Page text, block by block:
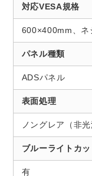
対応VESA規格
600×400mm、ネ
パネル種類
ADSパネル
表面処理
ノングレア（非光
ブルーライトカ
有